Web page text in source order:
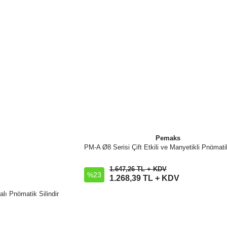
Pnömatik Silindir
Pemaks
PM-A Ø8 Serisi Çift Etkili ve Manyetikli
%23
1.647,26 TL + KDV
1.268,39 TL + KDV
İncele
Sepete Ekle